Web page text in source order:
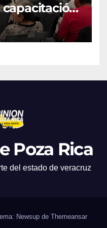
capacitación
Poza Rica
del estado de veracruz
Newsup de Themeansar